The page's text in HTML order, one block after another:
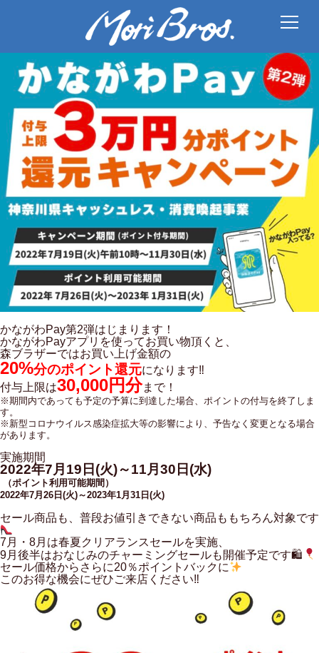
かながわPay第2弾はじまります！
かながわPayアプリを使ってお買い物頂くと、
森ブラザーではお買い上げ金額の
20%分のポイント還元になります‼
付与上限は30,000円分まで！
※期間内であっても予定の予算に到達した場合、ポイントの付与を終了しま
す。
※新型コロナウイルス感染症拡大等の影響により、予告なく変更となる場合
があります。
実施期間
2022年7月19日(火)～11月30日(水)
（ポイント利用可能期間）
2022年7月26日(火)～2023年1月31日(火)
セール商品も、普段お値引きできない商品ももちろん対象です
7月・8月は春夏クリアランスセールを実施、
9月後半はおなじみのチャーミングセールも開催予定です🛍
セール価格からさらに20％ポイントバックに
このお得な機会にぜひご来店ください‼